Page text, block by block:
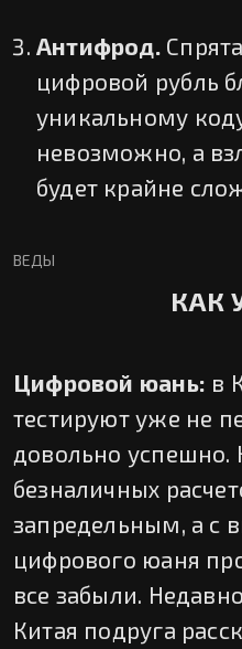
Антифрод.
цифровой рубль
уникальному
невозможно, а
будет крайне
ВЕДЫ
КАК
Цифровой юань: в
тестируют уже не
довольно успешно.
безналичных
запредельным, а с
цифрового юаня
все забыли.
Китая подруга